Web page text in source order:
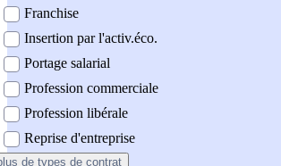
Franchise
Insertion par l'activ.éco.
Portage salarial
Profession commerciale
Profession libérale
Reprise d'entreprise
de types de contrat